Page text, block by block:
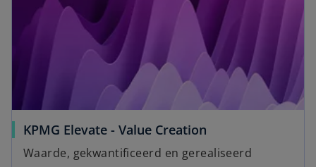
KPMG Elevate - Value Creation
Waarde, gekwantificeerd en gerealiseerd